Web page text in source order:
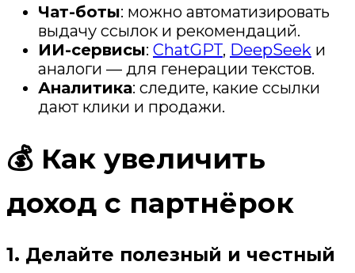
Чат-боты: можно автоматизировать
выдачу ссылок и рекомендаций.
ИИ-сервисы: ChatGPT, DeepSeek и
аналоги — для генерации текстов.
Аналитика: следите, какие ссылки
дают клики и продажи.
💰 Как увеличить
доход с партнёрок
1. Делайте полезный и честный